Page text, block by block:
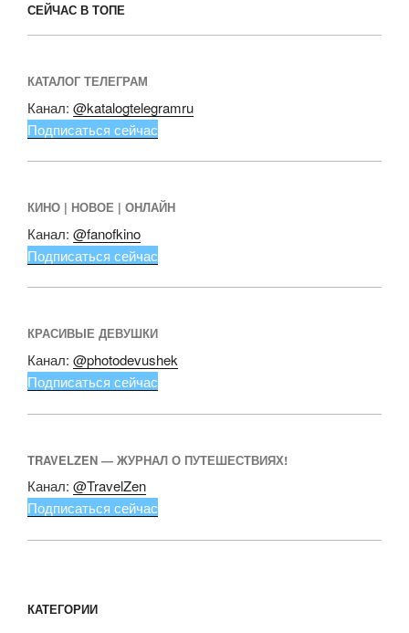
СЕЙЧАС В ТОПЕ
КАТАЛОГ ТЕЛЕГРАМ
Канал: @katalogtelegramru
Подписаться сейчас
КИНО | НОВОЕ | ОНЛАЙН
Канал: @fanofkino
Подписаться сейчас
КРАСИВЫЕ ДЕВУШКИ
Канал: @photodevushek
Подписаться сейчас
TRAVELZEN — ЖУРНАЛ О ПУТЕШЕСТВИЯХ!
Канал: @TravelZen
Подписаться сейчас
КАТЕГОРИИ